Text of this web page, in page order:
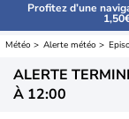
Profitez d’une
Météo Alerte météo
ALERTE
À 12:00